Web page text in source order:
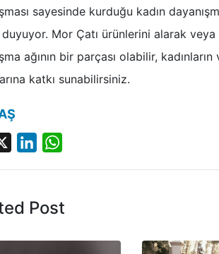
sayesinde kurduğu kadın
Mor Çatı ürünlerini alarak
ağının bir parçası olabilir,
katkı sunabilirsiniz.
LinkedIn
Post